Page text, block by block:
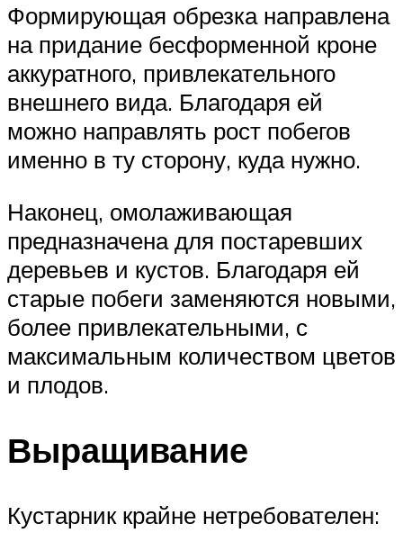
Формирующая обрезка направлена
на придание бесформенной кроне
аккуратного, привлекательного
внешнего вида. Благодаря ей
можно направлять рост побегов
именно в ту сторону, куда нужно.
Наконец, омолаживающая
предназначена для постаревших
деревьев и кустов. Благодаря ей
старые побеги заменяются новыми,
более привлекательными, с
максимальным количеством цветов
и плодов.
Выращивание
Кустарник крайне нетребователен: